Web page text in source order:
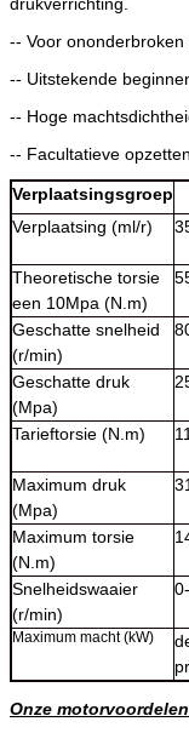
-- Voor ononderbroken
-- Uitstekende
-- Hoge
-- Facultatieve
Verplaatsingsgroep
Verplaatsing (ml/r)
Theoretische torsie
een 10Mpa (N.m)
Geschatte snelheid
(r/min)
Geschatte druk
(Mpa)
Tarieftorsie (N.m)
Maximum druk
(Mpa)
Maximum torsie
(N.m)
Snelheidswaaier
(r/min)
Maximum macht (kW)
Onze